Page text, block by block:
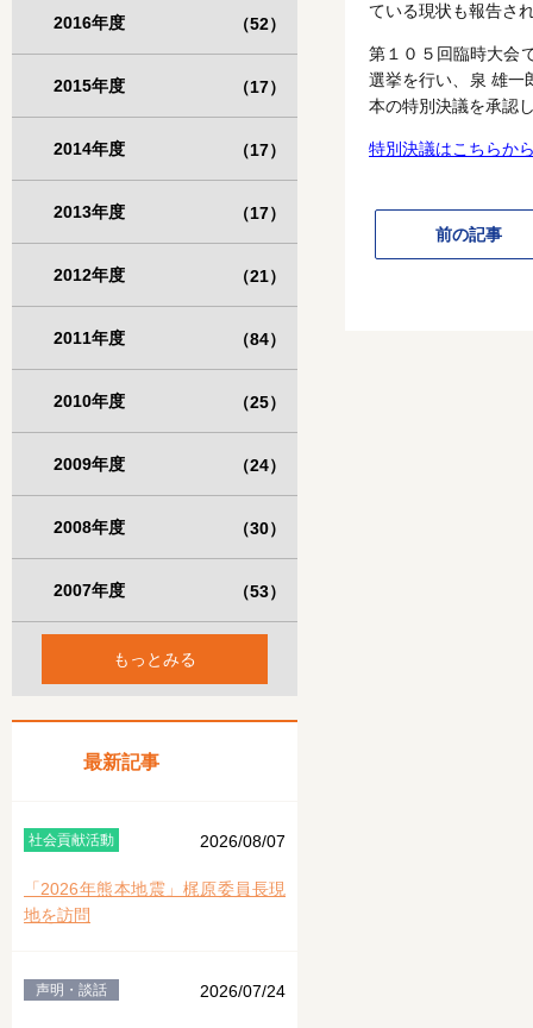
ている現状も報告さ
第１０５回臨時大会
選挙を行い、泉 雄一
本の特別決議を承認
特別決議はこちらか
前の記事
2016年度 （52）
2015年度 （17）
2014年度 （17）
2013年度 （17）
2012年度 （21）
2011年度 （84）
2010年度 （25）
2009年度 （24）
2008年度 （30）
2007年度 （53）
もっとみる
最新記事
社会貢献活動 2026/08/07
「2026年熊本地震」梶原委員長現
地を訪問
声明・談話 2026/07/24